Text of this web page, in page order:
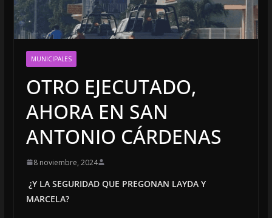
MUNICIPALES
OTRO EJECUTADO,
AHORA EN SAN
ANTONIO CÁRDENAS
8 noviembre, 2024
¿Y LA SEGURIDAD QUE PREGONAN LAYDA Y
MARCELA?